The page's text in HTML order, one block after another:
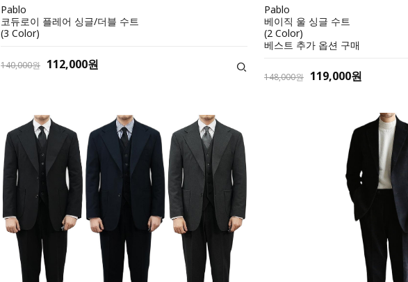
Pablo
코듀로이 플레어 싱글/더블 수트
(3 Color)
140,000원 112,000원
Pablo
베이직 울 싱글 수트
(2 Color)
베스트 추가 옵션 구매
148,000원 119,000원